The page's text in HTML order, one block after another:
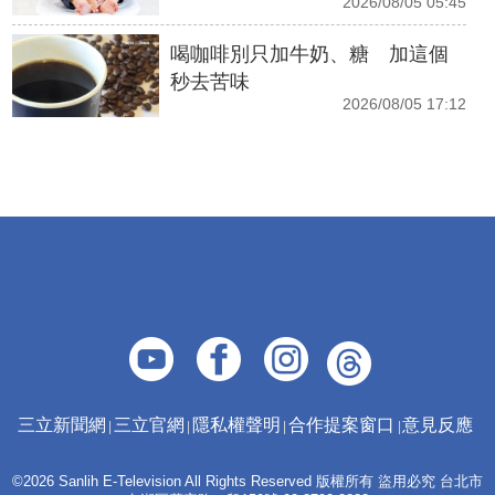
喝咖啡別只加牛奶、糖 加這個
秒去苦味
2026/08/05 17:12
三立新聞網 三立官網 隱私權聲明 合作提案窗口 意見反應
©2026 Sanlih E-Television All Rights Reserved 版權所有 盜用必究 台北市